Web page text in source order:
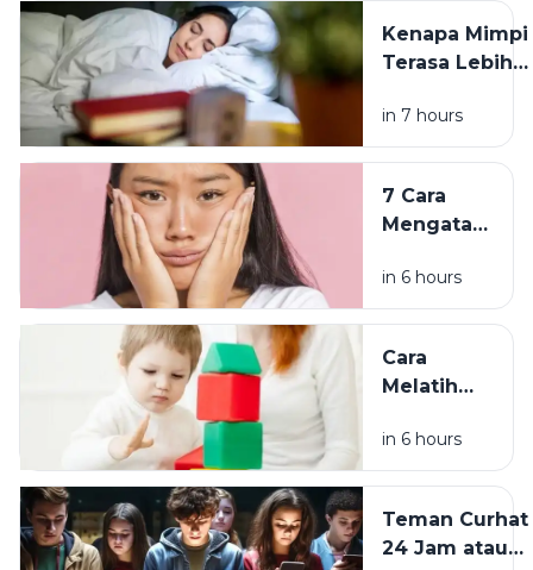
Cara
Mengolahnya
Kenapa Mimpi
Terasa Lebih
Tidur Lagi di
Pagi Hari? Ini
Penjelasannya
in 7 hours
7 Cara
Mengatasi
Tersumbat
agar Kulit
Lebih
Bersih dan
in 6 hours
Cara
Melatih
Anak
Sesuai
Balita
hingga
in 6 hours
Teman Curhat
24 Jam atau